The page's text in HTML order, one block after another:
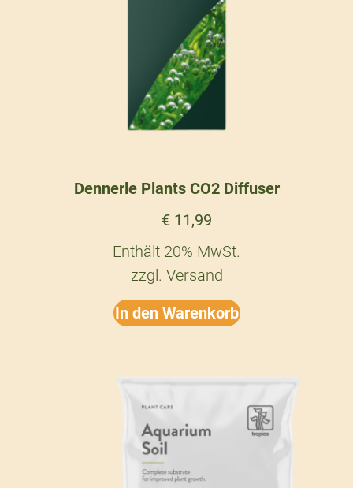
Dennerle Plants CO2 Diffuser
€11,99
Enthält 20% MwSt.
zzgl. Versand
In den Warenkorb